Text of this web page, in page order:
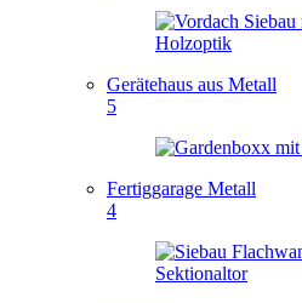
Gerätehaus aus Metall
5
Fertiggarage Metall
4